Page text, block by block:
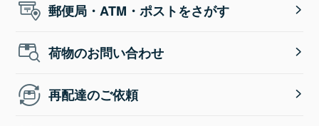
郵便局・ATM・ポストをさがす
荷物のお問い合わせ
再配達のご依頼